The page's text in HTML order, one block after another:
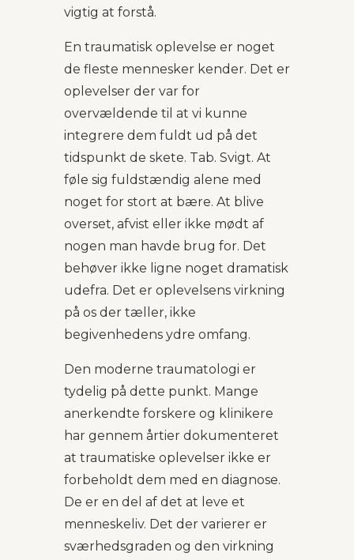
vigtig at forstå.
En traumatisk oplevelse er noget
de fleste mennesker kender. Det er
oplevelser der var for
overvældende til at vi kunne
integrere dem fuldt ud på det
tidspunkt de skete. Tab. Svigt. At
føle sig fuldstændig alene med
noget for stort at bære. At blive
overset, afvist eller ikke mødt af
nogen man havde brug for. Det
behøver ikke ligne noget dramatisk
udefra. Det er oplevelsens virkning
på os der tæller, ikke
begivenhedens ydre omfang.
Den moderne traumatologi er
tydelig på dette punkt. Mange
anerkendte forskere og klinikere
har gennem årtier dokumenteret
at traumatiske oplevelser ikke er
forbeholdt dem med en diagnose.
De er en del af det at leve et
menneskeliv. Det der varierer er
sværhedsgraden og den virkning